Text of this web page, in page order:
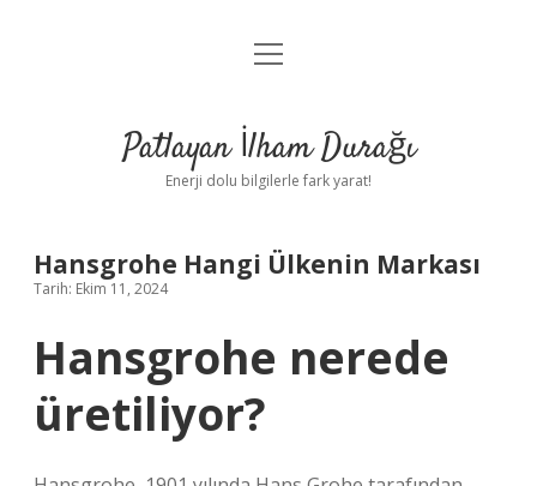
Anasayfa
Yasal Uyarı
menüyü
Patlayan İlham Durağı
Enerji dolu bilgilerle fark yarat!
Hansgrohe Hangi Ülkenin Markası
Tarih: Ekim 11, 2024
Hansgrohe nerede
üretiliyor?